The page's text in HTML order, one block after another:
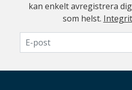
kan enkelt avregistrera
som helst.